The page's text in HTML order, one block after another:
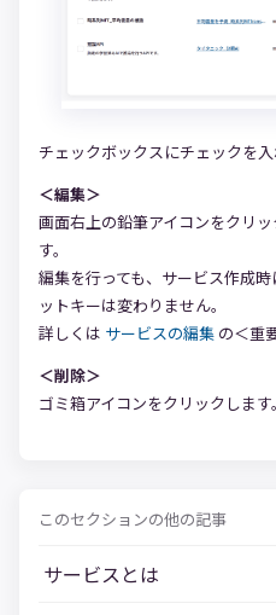
このセクションの他の記事
サービスとは
チェックボックスにチェックを入
＜編集＞
画面右上の鉛筆アイコンをクリ
す。
編集を行っても、サービス作成
ットキーは変わりません。
詳しくは サービスの編集 の＜重
＜削除＞
ゴミ箱アイコンをクリックします。